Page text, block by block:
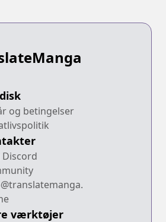
og betingelser
Discord
værktøjer